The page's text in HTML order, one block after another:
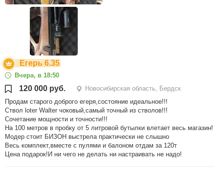
Егерь 6.35
Вчера, в 18:50
120 000 руб.
Новосибирская область, Бердск
Продам старого доброго егеря,состояние идеальное!!!
Ствол loter Walter чоковый,самый точный из стволов!!!
Сочетание мощности и точности!!!
На 100 метров в пробку от 5 литровой бутылки влетает весь магазин!
Модер стоит БИЗОН выстрела практически не слышно
Весь комплект,вместе с пулями и балоном отдам за 120т
Цена подарок!И ни чего не делать ни настраивать не надо!